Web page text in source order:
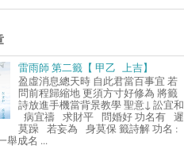
雷雨師 第二籤【 甲乙 上吉】
盈虛消息總天時 自此君當百事宜 若
問前程歸縮地 更須方寸好修為 將籤
詩放進手機當背景教學 聖意↓ 訟宜和
病宜禱 求財平 問婚好 功名有 遲
莫躁 若妄為 身莫保 籤詩解 功名 :
舉成名 ...